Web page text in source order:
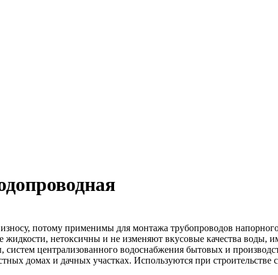
потому применимы для монтажа трубопроводов напорного
жидкости, нетоксичны и не изменяют вкусовые качества воды,
централизованного водоснабжения бытовых и
домах и дачных участках. Используются при строительстве